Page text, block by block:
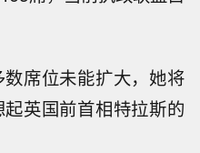
席位未能扩大，她将
英国前首相特拉斯的